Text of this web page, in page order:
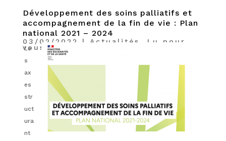
Développement des soins palliatifs et
accompagnement de la fin de vie : Plan
national 2021 – 2024
03/02/2022 | Actualités Lu pour
vous
Le
s
ax
es
str
uct
ura
nt